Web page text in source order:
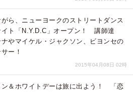
がら、ニューヨークのストリートダンス
イト「N.Y.D.C」オープン！ 講師達
やマイケル・ジャクソン、ビヨンセの
ー！
2015年04月08日 02時
ン＆ホワイトデーは旅に出よう！ 「恋